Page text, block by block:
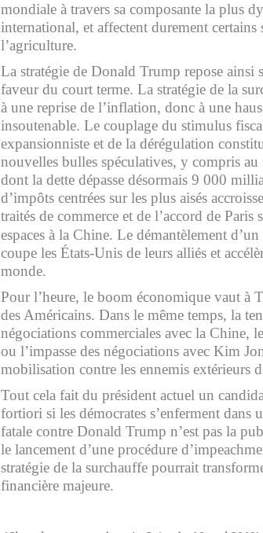
mondiale à travers sa composante la plus
international, et affectent durement certains
l’agriculture.
La stratégie de Donald Trump repose ainsi
faveur du court terme. La stratégie de la
à une reprise de l’inflation, donc à une
insoutenable. Le couplage du stimulus
expansionniste et de la dérégulation
nouvelles bulles spéculatives, y compris au
dont la dette dépasse désormais 9 000
d’impôts centrées sur les plus aisés
traités de commerce et de l’accord de
espaces à la Chine. Le démantèlement d’un
coupe les États-Unis de leurs alliés et
monde.
Pour l’heure, le boom économique vaut à
des Américains. Dans le même temps, la
négociations commerciales avec la Chine,
ou l’impasse des négociations avec Kim
mobilisation contre les ennemis extérieurs
Tout cela fait du président actuel un
fortiori si les démocrates s’enferment dans
fatale contre Donald Trump n’est pas la
le lancement d’une procédure
stratégie de la surchauffe pourrait
financière majeure.